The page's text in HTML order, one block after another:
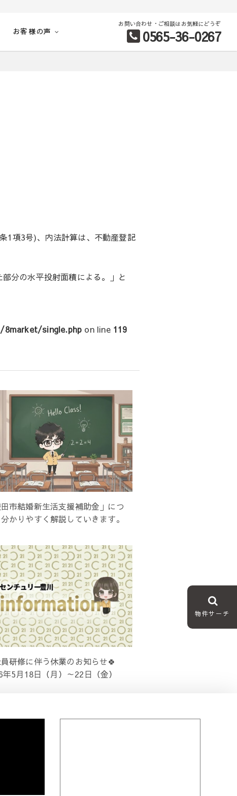
お客様の声
お問い合わせ・ご相談はお気軽にどうぞ
0565-36-0267
1項3号)、内法計算は、不動産登記
分の水平投射面積による。」と
single.php on line 119
田市結婚新生活支援補助金」につ
かりやすく解説していきます。
研修に伴う休業のお知らせ🍀
年5月18日（月）～22日（金）
物件サーチ